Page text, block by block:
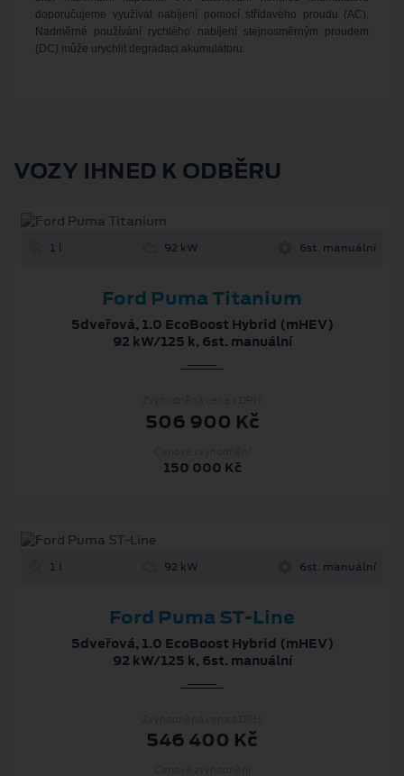
doporučujeme využívat nabíjení pomocí střídavého proudu (AC).
Nadměrné používání rychlého nabíjení stejnosměrným proudem
(DC) může urychlit degradaci akumulátoru.
VOZY IHNED K ODBĚRU
1 l 92 kW 6st. manuální
Ford Puma Titanium
5dveřová, 1.0 EcoBoost Hybrid (mHEV)
92 kW/125 k, 6st. manuální
506 900 Kč
150 000 Kč
1 l 92 kW 6st. manuální
Ford Puma ST-Line
5dveřová, 1.0 EcoBoost Hybrid (mHEV)
92 kW/125 k, 6st. manuální
546 400 Kč